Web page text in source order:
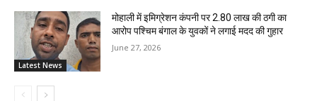
Latest News
मोहाली में इमिग्रेशन कंपनी पर 2.80 लाख की ठगी का
आरोप पश्चिम बंगाल के युवकों ने लगाई मदद की गुहार
June 27, 2026